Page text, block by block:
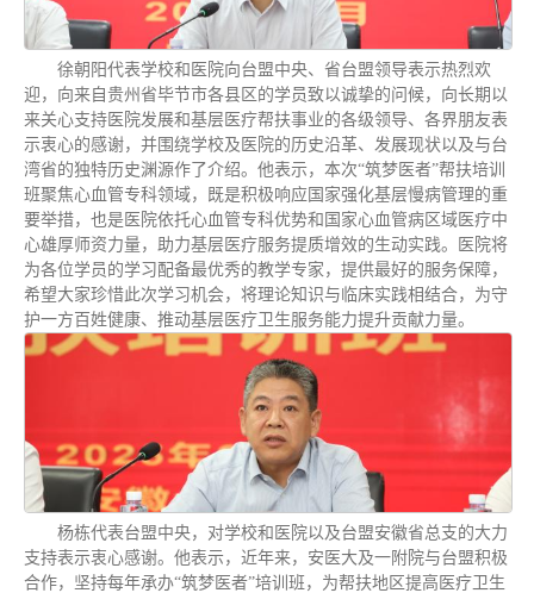
徐朝阳代表学校和医院向台盟中央、省台盟领导表示热烈欢
迎，向来自贵州省毕节市各县区的学员致以诚挚的问候，向长期以
来关心支持医院发展和基层医疗帮扶事业的各级领导、各界朋友表
示衷心的感谢，并围绕学校及医院的历史沿革、发展现状以及与台
湾省的独特历史渊源作了介绍。他表示，本次“筑梦医者”帮扶培训
班聚焦心血管专科领域，既是积极响应国家强化基层慢病管理的重
要举措，也是医院依托心血管专科优势和国家心血管病区域医疗中
心雄厚师资力量，助力基层医疗服务提质增效的生动实践。医院将
为各位学员的学习配备最优秀的教学专家，提供最好的服务保障，
希望大家珍惜此次学习机会，将理论知识与临床实践相结合，为守
护一方百姓健康、推动基层医疗卫生服务能力提升贡献力量。
杨栋代表台盟中央，对学校和医院以及台盟安徽省总支的大力
支持表示衷心感谢。他表示，近年来，安医大及一附院与台盟积极
合作，坚持每年承办“筑梦医者”培训班，为帮扶地区提高医疗卫生